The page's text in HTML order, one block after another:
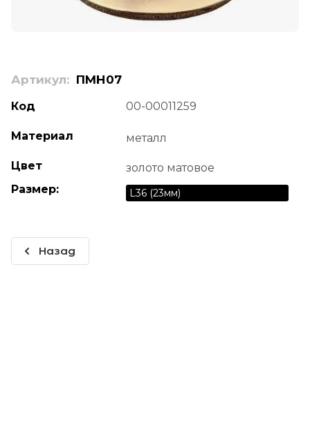
Артикул: ПМН07
Код 00-00011259
Материал металл
Цвет
золото матовое
Размер:
L36 (23мм)
Назад